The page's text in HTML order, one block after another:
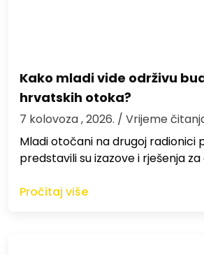
Kako mladi vide održivu
hrvatskih otoka?
7 kolovoza , 2026. / Vrijeme
Mladi otočani na drugoj radionici
predstavili su izazove i rješenja za
Pročitaj više